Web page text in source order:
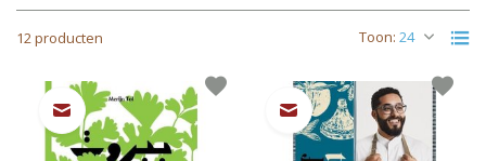
12 producten Toon: